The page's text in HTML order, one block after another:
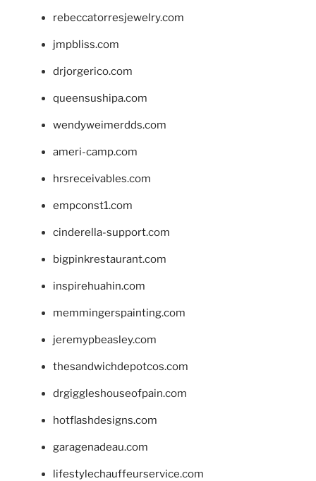
rebeccatorresjewelry.com
jmpbliss.com
drjorgerico.com
queensushipa.com
wendyweimerdds.com
ameri-camp.com
hrsreceivables.com
empconst1.com
cinderella-support.com
bigpinkrestaurant.com
inspirehuahin.com
memmingerspainting.com
jeremypbeasley.com
thesandwichdepotcos.com
drgiggleshouseofpain.com
hotflashdesigns.com
garagenadeau.com
lifestylechauffeurservice.com